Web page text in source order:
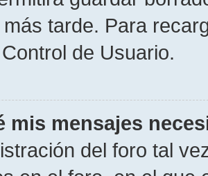
tarde. Para
de Usuario.
mis mensajes
del foro tal